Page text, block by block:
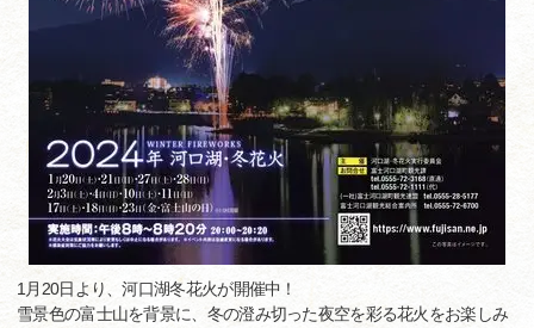
1月20日より、河口湖冬花火が開催中！
雪景色の富士山を背景に、冬の澄み切った夜空を彩る花火をお楽しみ